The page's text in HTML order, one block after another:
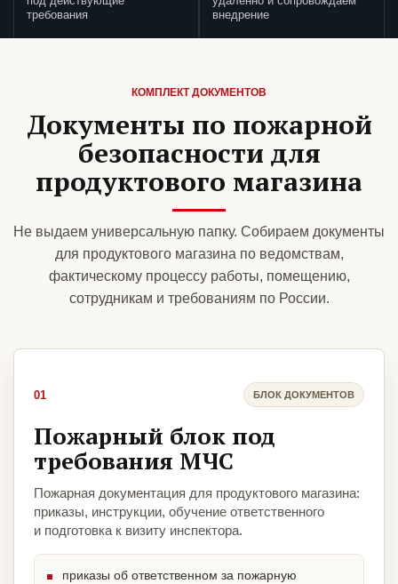
требования
внедрение
КОМПЛЕКТ ДОКУМЕНТОВ
Документы по пожарной
безопасности для
продуктового магазина
Не выдаем универсальную папку. Собираем документы
для продуктового магазина по ведомствам,
фактическому процессу работы, помещению,
сотрудникам и требованиям по России.
01 БЛОК ДОКУМЕНТОВ
Пожарный блок под
требования МЧС
Пожарная документация для продуктового магазина:
приказы, инструкции, обучение ответственного
и подготовка к визиту инспектора.
приказы об ответственном за пожарную